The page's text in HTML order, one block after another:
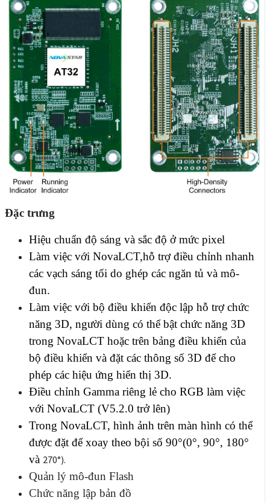
Đặc trưng
Hiệu chuẩn độ sáng và sắc độ ở mức pixel
Làm việc với NovaLCT,hỗ trợ điều chỉnh nhanh
các vạch sáng tối do ghép các ngăn tủ và mô-
đun.
Làm việc với bộ điều khiển độc lập hỗ trợ chức
năng 3D, người dùng có thể bật chức năng 3D
trong NovaLCT hoặc trên bảng điều khiển của
bộ điều khiển và đặt các thông số 3D để cho
phép các hiệu ứng hiển thị 3D.
Điều chỉnh Gamma riêng lẻ cho RGB làm việc
với NovaLCT (V5.2.0 trở lên)
Trong NovaLCT, hình ảnh trên màn hình có thể
được đặt để xoay theo bội số 90°(0°, 90°, 180°
và 270°).
Quản lý mô-đun Flash
Chức năng lập bản đồ